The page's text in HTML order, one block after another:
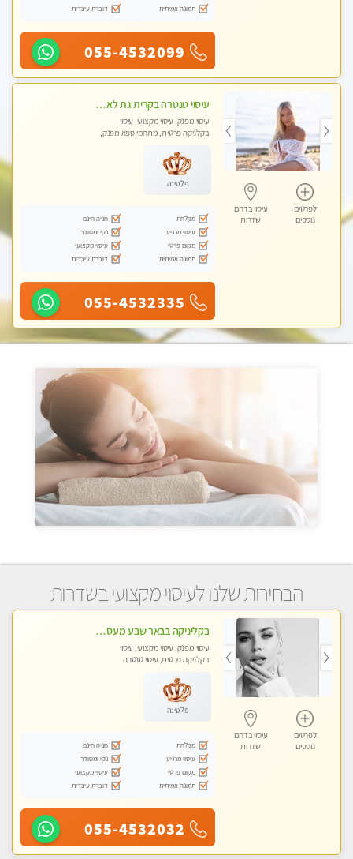
תמונה אמיתית
דוברת עיברית
055-4532099
לפרטים
נוספים
עיסוי בדרום
שדרות
עיסוי טנטרה בקרית גת לא מה שחשבת הרבה יותר ממה שדמיינת פרטי!!! Highly recommended
עיסוי מפנק, עיסוי מקצועי, עיסוי
בקלניקה פרטית, מתחמי ספא מפנק,
טנטרה
פלטינה
מקלחת
חניה חינם
עיסוי מרגיע
נקי ומסודר
מקום פרטי
עיסוי מקצועי
תמונה אמיתית
דוברת עיברית
055-4532335
הבחירות שלנו לעיסוי מקצועי בשדרות
לפרטים
נוספים
עיסוי בדרום
שדרות
בקליניקה בבאר שבע מעסה מקצועית לעיסוי מפנק
עיסוי מפנק, עיסוי מקצועי, עיסוי
בקלניקה פרטית, עיסוי טנטרה
פלטינה
מקלחת
חניה חינם
עיסוי מרגיע
נקי ומסודר
מקום פרטי
עיסוי מקצועי
תמונה אמיתית
דוברת עיברית
055-4532032